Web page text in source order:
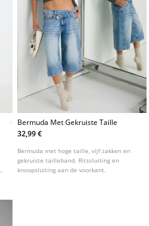
Bermuda Met Gekruiste Taille
32,99 €
Bermuda met hoge taille, vijf zakken en
gekruiste tailleband. Ritssluiting en
knoopsluiting aan de voorkant.